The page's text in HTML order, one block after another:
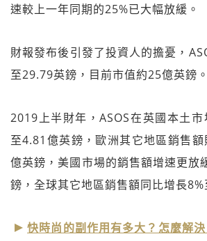
速較上一年同期的25%已大幅放緩。
財報發布後引發了投資人的擔憂，
至29.79英鎊，目前市值約25億英鎊。
2019上半財年，ASOS在英國本土
至4.81億英鎊，歐洲其它地區銷售
億英鎊，美國市場的銷售額增速更放
鎊，全球其它地區銷售額同比增長8%
快時尚的副作用有多大？怎麼解